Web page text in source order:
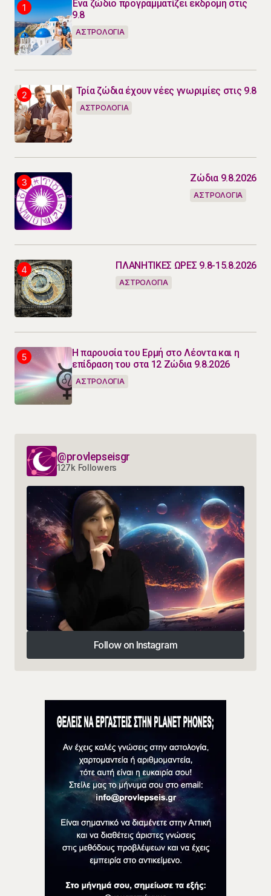
Ένα ζώδιο προγραμματίζει εκδρομή στις
9.8
ΑΣΤΡΟΛΟΓΙΑ
Τρία ζώδια έχουν νέες γνωριμίες στις 9.8
ΑΣΤΡΟΛΟΓΙΑ
Ζώδια 9.8.2026
ΑΣΤΡΟΛΟΓΙΑ
ΠΛΑΝΗΤΙΚΕΣ ΩΡΕΣ 9.8-15.8.2026
ΑΣΤΡΟΛΟΓΙΑ
Η παρουσία του Ερμή στο Λέοντα και η
επίδραση του στα 12 Ζώδια 9.8.2026
ΑΣΤΡΟΛΟΓΙΑ
@provlepseisgr
127k Followers
Follow on Instagram
Follow on Instagram